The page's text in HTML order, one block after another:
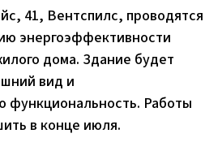
41, Вентспилс, проводятся
энергоэффективности
дома. Здание будет
вид и
функциональность. Работы
в конце июля.